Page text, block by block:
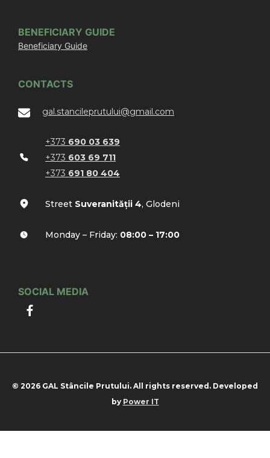
BENEFICIARY GUIDE
Beneficiary Guide
CONTACTS
gal.stancileprutului@gmail.com
+373 690 03 639
+373 603 69 711
+373 691 80 404
Street Suveranității 4, Glodeni
Monday – Friday: 08:00 – 17:00
SOCIAL MEDIA
© 2026 GAL Stâncile Prutului. All rights reserved. Developed
by Power IT